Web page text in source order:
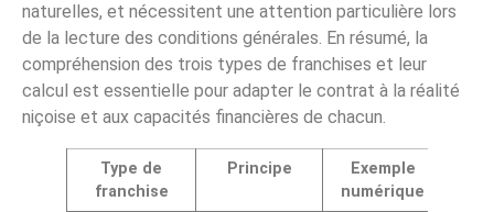
naturelles, et nécessitent une attention particulière lors
de la lecture des conditions générales. En résumé, la
compréhension des trois types de franchises et leur
calcul est essentielle pour adapter le contrat à la réalité
niçoise et aux capacités financières de chacun.
Type de
franchise
Principe
Exemple
numérique